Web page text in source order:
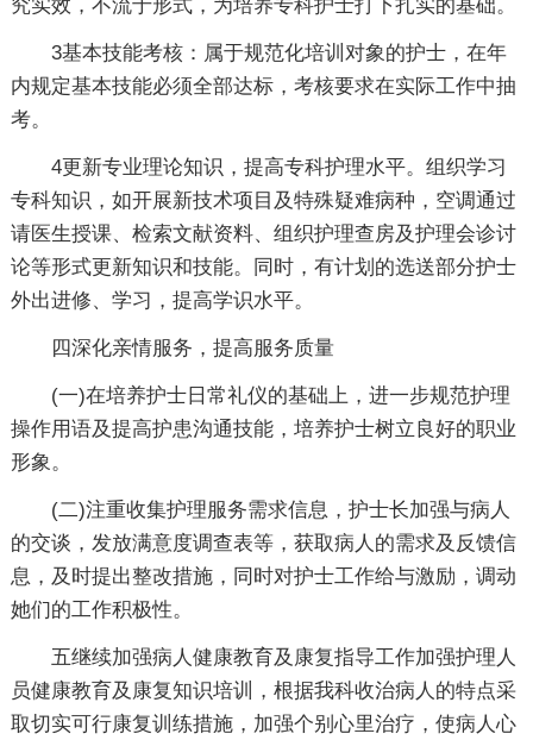
究实效，不流于形式，为培养专科护士打下扎实的基础。
3基本技能考核：属于规范化培训对象的护士，在年
内规定基本技能必须全部达标，考核要求在实际工作中抽
考。
4更新专业理论知识，提高专科护理水平。组织学习
专科知识，如开展新技术项目及特殊疑难病种，空调通过
请医生授课、检索文献资料、组织护理查房及护理会诊讨
论等形式更新知识和技能。同时，有计划的选送部分护士
外出进修、学习，提高学识水平。
四深化亲情服务，提高服务质量
(一)在培养护士日常礼仪的基础上，进一步规范护理
操作用语及提高护患沟通技能，培养护士树立良好的职业
形象。
(二)注重收集护理服务需求信息，护士长加强与病人
的交谈，发放满意度调查表等，获取病人的需求及反馈信
息，及时提出整改措施，同时对护士工作给与激励，调动
她们的工作积极性。
五继续加强病人健康教育及康复指导工作加强护理人
员健康教育及康复知识培训，根据我科收治病人的特点采
取切实可行康复训练措施，加强个别心里治疗，使病人心